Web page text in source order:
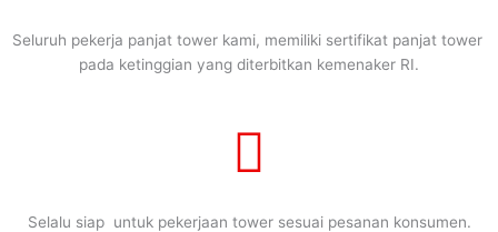
Seluruh pekerja panjat tower kami, memiliki sertifikat panjat tower
pada ketinggian yang diterbitkan kemenaker RI.
Selalu siap untuk pekerjaan tower sesuai pesanan konsumen.